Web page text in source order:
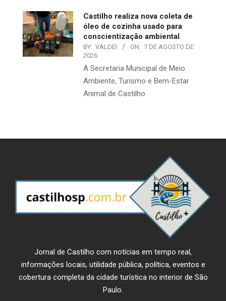
Castilho realiza nova coleta de
óleo de cozinha usado para
conscientização ambiental
BY: VALDEI ON: 7 DE AGOSTO DE
2026
A Secretaria Municipal de Meio
Ambiente, Turismo e Bem-Estar
Animal de Castilho
Jornal de Castilho com notícias em tempo real,
informações locais, utilidade pública, política, eventos e
cobertura completa da cidade turística no interior de São
Paulo.